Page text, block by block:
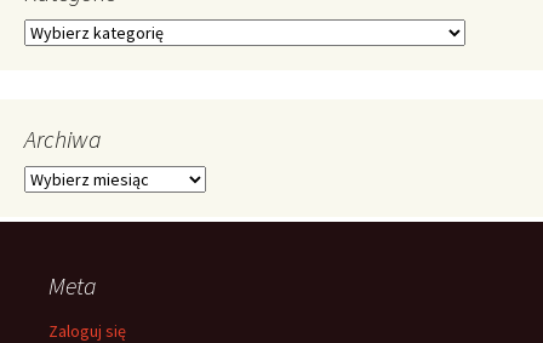
Kategorie
Archiwa
Archiwa
Meta
Zaloguj się